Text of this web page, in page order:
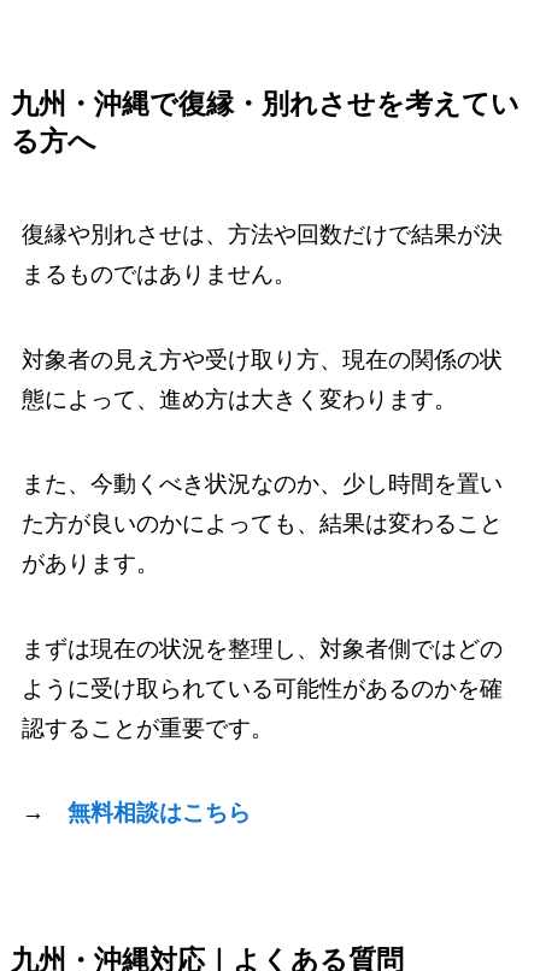
九州・沖縄で復縁・別れさせを考えてい
る方へ
復縁や別れさせは、方法や回数だけで結果が決
まるものではありません。
対象者の見え方や受け取り方、現在の関係の状
態によって、進め方は大きく変わります。
また、今動くべき状況なのか、少し時間を置い
た方が良いのかによっても、結果は変わること
があります。
まずは現在の状況を整理し、対象者側ではどの
ように受け取られている可能性があるのかを確
認することが重要です。
→ 無料相談はこちら
九州・沖縄対応｜よくある質問